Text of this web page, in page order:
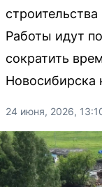
Работы идут
сократить
Новосибирска
24 июня, 2026,